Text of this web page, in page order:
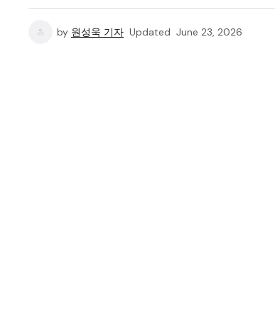
by 원성욱 기자 Updated June 23, 2026